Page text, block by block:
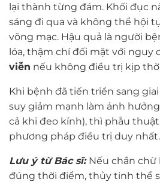
lại thành từng đám. Khối đục
sáng đi qua và không thể hội
võng mạc. Hậu quả là người
lóa, thậm chí đối mặt với nguy
viễn nếu không điều trị kịp
Khi bệnh đã tiến triển sang
suy giảm mạnh làm ảnh
cả khi đeo kính), thì phẫu
phương pháp điều trị duy nhất.
Lưu ý từ Bác sĩ: Nếu chần
đúng thời điểm, thủy tinh thể